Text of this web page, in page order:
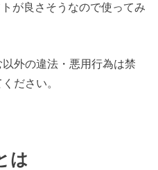
が良さそうなので使ってみ
外の違法・悪用行為は禁
ださい。
は